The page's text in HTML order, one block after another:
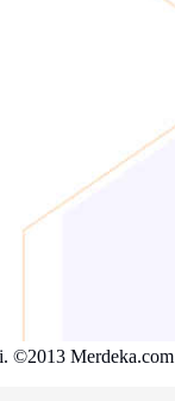
©2013 Merdeka.com